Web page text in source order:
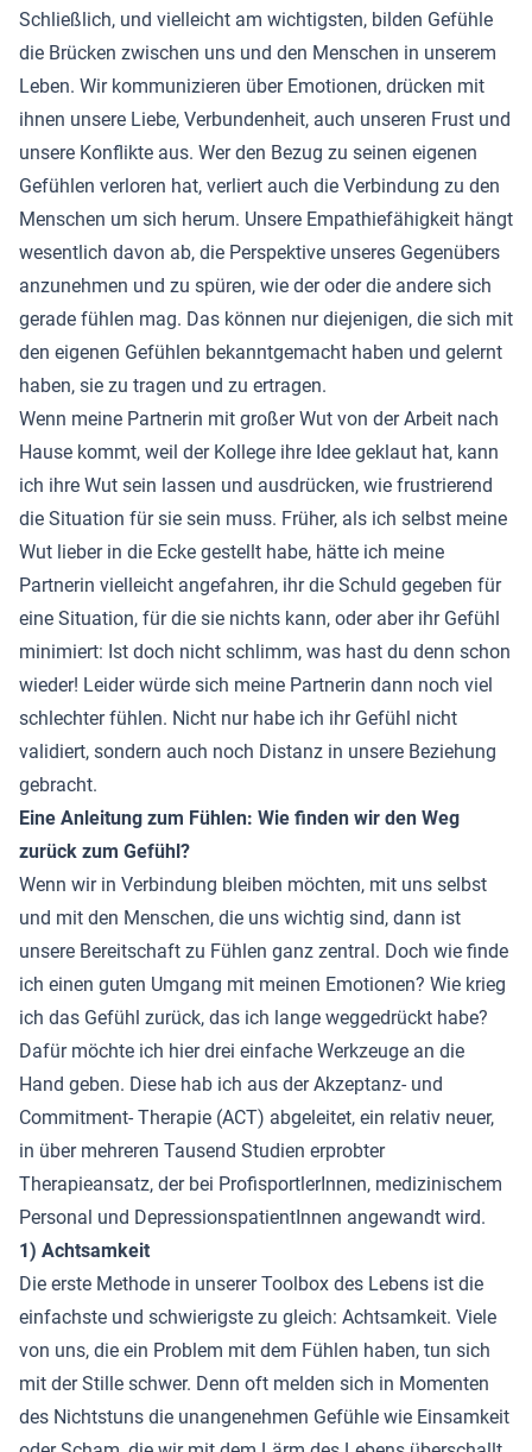
Schließlich, und vielleicht am wichtigsten, bilden Gefühle
die Brücken zwischen uns und den Menschen in unserem
Leben. Wir kommunizieren über Emotionen, drücken mit
ihnen unsere Liebe, Verbundenheit, auch unseren Frust und
unsere Konflikte aus. Wer den Bezug zu seinen eigenen
Gefühlen verloren hat, verliert auch die Verbindung zu den
Menschen um sich herum. Unsere Empathiefähigkeit hängt
wesentlich davon ab, die Perspektive unseres Gegenübers
anzunehmen und zu spüren, wie der oder die andere sich
gerade fühlen mag. Das können nur diejenigen, die sich mit
den eigenen Gefühlen bekanntgemacht haben und gelernt
haben, sie zu tragen und zu ertragen.
Wenn meine Partnerin mit großer Wut von der Arbeit nach
Hause kommt, weil der Kollege ihre Idee geklaut hat, kann
ich ihre Wut sein lassen und ausdrücken, wie frustrierend
die Situation für sie sein muss. Früher, als ich selbst meine
Wut lieber in die Ecke gestellt habe, hätte ich meine
Partnerin vielleicht angefahren, ihr die Schuld gegeben für
eine Situation, für die sie nichts kann, oder aber ihr Gefühl
minimiert: Ist doch nicht schlimm, was hast du denn schon
wieder! Leider würde sich meine Partnerin dann noch viel
schlechter fühlen. Nicht nur habe ich ihr Gefühl nicht
validiert, sondern auch noch Distanz in unsere Beziehung
gebracht.
Eine Anleitung zum Fühlen: Wie finden wir den Weg
zurück zum Gefühl?
Wenn wir in Verbindung bleiben möchten, mit uns selbst
und mit den Menschen, die uns wichtig sind, dann ist
unsere Bereitschaft zu Fühlen ganz zentral. Doch wie finde
ich einen guten Umgang mit meinen Emotionen? Wie krieg
ich das Gefühl zurück, das ich lange weggedrückt habe?
Dafür möchte ich hier drei einfache Werkzeuge an die
Hand geben. Diese hab ich aus der Akzeptanz- und
Commitment- Therapie (ACT) abgeleitet, ein relativ neuer,
in über mehreren Tausend Studien erprobter
Therapieansatz, der bei ProfisportlerInnen, medizinischem
Personal und DepressionspatientInnen angewandt wird.
1) Achtsamkeit
Die erste Methode in unserer Toolbox des Lebens ist die
einfachste und schwierigste zu gleich: Achtsamkeit. Viele
von uns, die ein Problem mit dem Fühlen haben, tun sich
mit der Stille schwer. Denn oft melden sich in Momenten
des Nichtstuns die unangenehmen Gefühle wie Einsamkeit